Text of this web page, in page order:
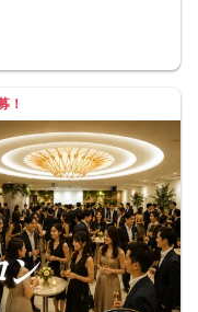
お付き合いや、ご結婚の
々が集まるため、異性との
がいします、その後参加ご
！